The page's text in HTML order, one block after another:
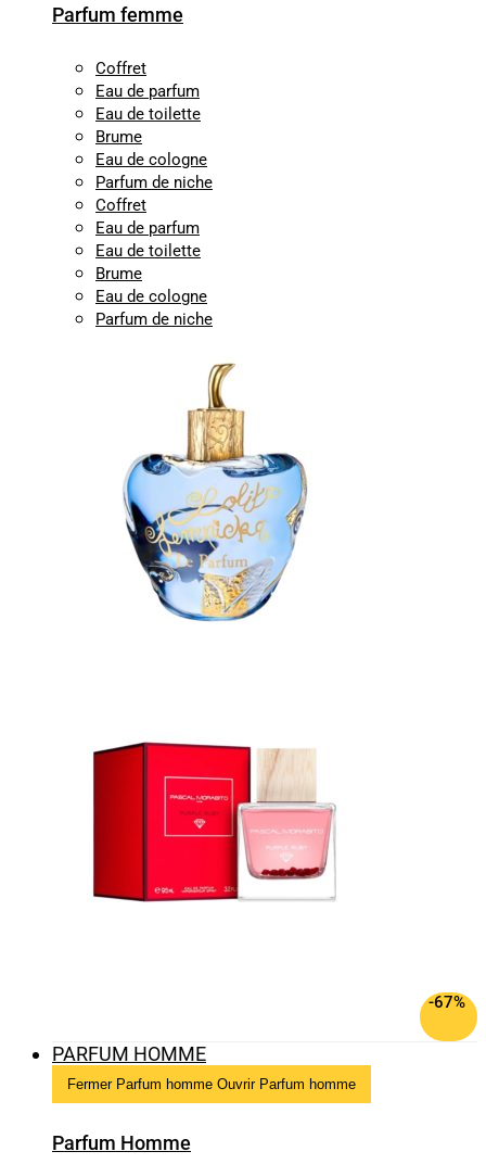
Parfum femme
Coffret
Eau de parfum
Eau de toilette
Brume
Eau de cologne
Parfum de niche
Coffret
Eau de parfum
Eau de toilette
Brume
Eau de cologne
Parfum de niche
-67%
PARFUM HOMME
Fermer Parfum homme Ouvrir Parfum homme
Parfum Homme